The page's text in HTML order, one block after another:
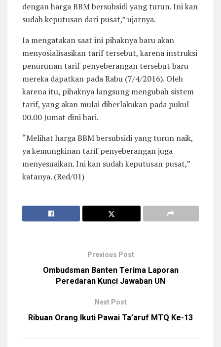
dengan harga BBM bersubsidi yang turun. Ini kan
sudah keputusan dari pusat,” ujarnya.
Ia mengatakan saat ini pihaknya baru akan
menyosialisasikan tarif tersebut, karena instruksi
penurunan tarif penyeberangan tersebut baru
mereka dapatkan pada Rabu (7/4/2016). Oleh
karena itu, pihaknya langsung mengubah sistem
tarif, yang akan mulai diberlakukan pada pukul
00.00 Jumat dini hari.
“Melihat harga BBM bersubsidi yang turun naik,
ya kemungkinan tarif penyeberangan juga
menyesuaikan. Ini kan sudah keputusan pusat,”
katanya. (Red/01)
Previous Post
Ombudsman Banten Terima Laporan
Peredaran Kunci Jawaban UN
Next Post
Ribuan Orang Ikuti Pawai Ta’aruf MTQ Ke-13